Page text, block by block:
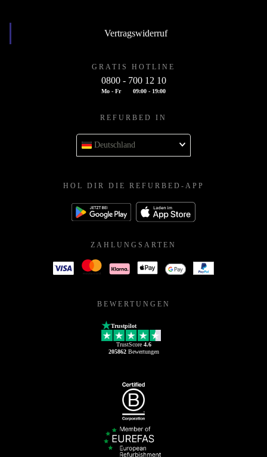
Vertragswiderruf
GRATIS HOTLINE
0800 - 700 12 10
Mo - Fr 09:00 - 19:00
REFURBED IN
Deutschland
HOL DIR DIE REFURBED-APP
ZAHLUNGSARTEN
BEWERTUNGEN
Trustpilot
TrustScore 4.6
205862Bewertungen